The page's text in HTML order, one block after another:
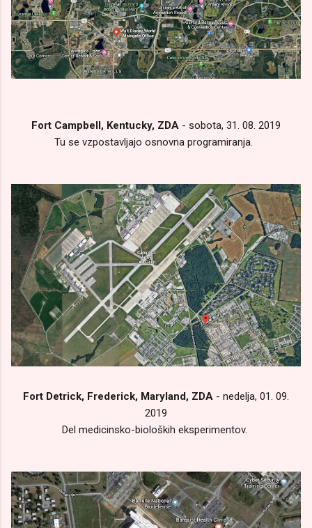
Fort Campbell, Kentucky, ZDA - sobota, 31. 08. 2019
Tu se vzpostavljajo osnovna programiranja.
Fort Detrick, Frederick, Maryland, ZDA - nedelja, 01. 09.
2019
Del medicinsko-bioloških eksperimentov.